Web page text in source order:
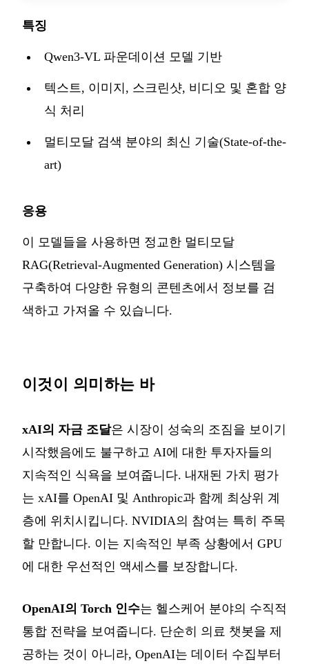
특징
Qwen3-VL 파운데이션 모델 기반
텍스트, 이미지, 스크린샷, 비디오 및 혼합 양
식 처리
멀티모달 검색 분야의 최신 기술(State-of-the-
art)
응용
이 모델들을 사용하면 정교한 멀티모달
RAG(Retrieval-Augmented Generation) 시스템을
구축하여 다양한 유형의 콘텐츠에서 정보를 검
색하고 가져올 수 있습니다.
이것이 의미하는 바
xAI의 자금 조달은 시장이 성숙의 조짐을 보이기
시작했음에도 불구하고 AI에 대한 투자자들의
지속적인 식욕을 보여줍니다. 내재된 가치 평가
는 xAI를 OpenAI 및 Anthropic과 함께 최상위 계
층에 위치시킵니다. NVIDIA의 참여는 특히 주목
할 만합니다. 이는 지속적인 부족 상황에서 GPU
에 대한 우선적인 액세스를 보장합니다.
OpenAI의 Torch 인수는 헬스케어 분야의 수직적
통합 전략을 보여줍니다. 단순히 의료 챗봇을 제
공하는 것이 아니라, OpenAI는 데이터 수집부터